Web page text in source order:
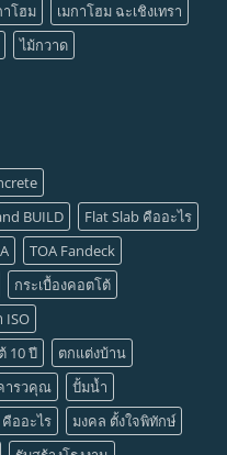
าโฮม
เมกาโฮม ฉะเชิงเทรา
ไม้กวาด
BUILD
Flat Slab คืออะไร
TOA Fandeck
กระเบื้องคอตโต้
ISO
10 ปี
ตกแต่งบ้าน
ารวคุณ
ปั้มน้ำ
ออะไร
มงคล ตั้งใจพิทักษ์